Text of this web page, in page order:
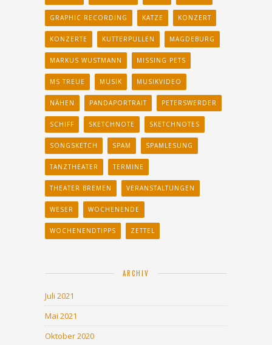
GRAPHIC RECORDING KATZE KONZERT
KONZERTE KUTTERPULLEN MAGDEBURG
MARKUS WUSTMANN MISSING PETS
MS TREUE MUSIK MUSIKVIDEO
NÄHEN PANDAPORTRAIT PETERSWERDER
SCHIFF SKETCHNOTE SKETCHNOTES
SONGSKETCH SPAM SPAMLESUNG
TANZTHEATER TERMINE
THEATER BREMEN VERANSTALTUNGEN
WESER WOCHENENDE
WOCHENENDTIPPS ZETTEL
ARCHIV
Juli 2021
Mai 2021
Oktober 2020